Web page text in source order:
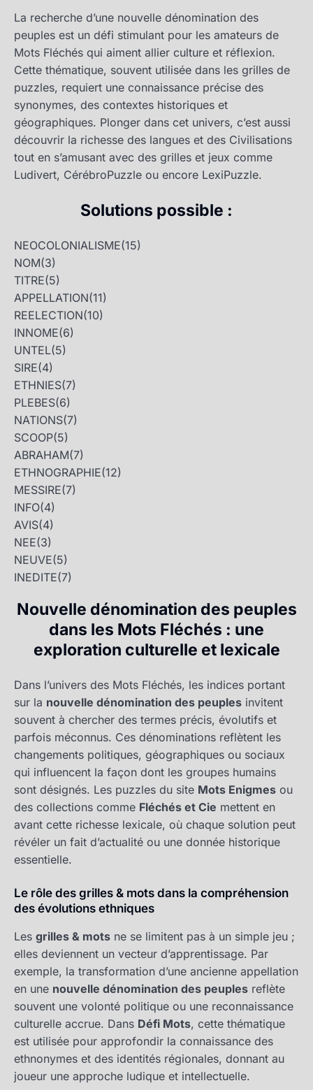
La recherche d’une nouvelle dénomination des
peuples est un défi stimulant pour les amateurs de
Mots Fléchés qui aiment allier culture et réflexion.
Cette thématique, souvent utilisée dans les grilles de
puzzles, requiert une connaissance précise des
synonymes, des contextes historiques et
géographiques. Plonger dans cet univers, c’est aussi
découvrir la richesse des langues et des Civilisations
tout en s’amusant avec des grilles et jeux comme
Ludivert, CérébroPuzzle ou encore LexiPuzzle.
Solutions possible :
NEOCOLONIALISME(15)
NOM(3)
TITRE(5)
APPELLATION(11)
REELECTION(10)
INNOME(6)
UNTEL(5)
SIRE(4)
ETHNIES(7)
PLEBES(6)
NATIONS(7)
SCOOP(5)
ABRAHAM(7)
ETHNOGRAPHIE(12)
MESSIRE(7)
INFO(4)
AVIS(4)
NEE(3)
NEUVE(5)
INEDITE(7)
Nouvelle dénomination des peuples
dans les Mots Fléchés : une
exploration culturelle et lexicale
Dans l’univers des Mots Fléchés, les indices portant
sur la nouvelle dénomination des peuples invitent
souvent à chercher des termes précis, évolutifs et
parfois méconnus. Ces dénominations reflètent les
changements politiques, géographiques ou sociaux
qui influencent la façon dont les groupes humains
sont désignés. Les puzzles du site Mots Enigmes ou
des collections comme Fléchés et Cie mettent en
avant cette richesse lexicale, où chaque solution peut
révéler un fait d’actualité ou une donnée historique
essentielle.
Le rôle des grilles & mots dans la compréhension
des évolutions ethniques
Les grilles & mots ne se limitent pas à un simple jeu ;
elles deviennent un vecteur d’apprentissage. Par
exemple, la transformation d’une ancienne appellation
en une nouvelle dénomination des peuples reflète
souvent une volonté politique ou une reconnaissance
culturelle accrue. Dans Défi Mots, cette thématique
est utilisée pour approfondir la connaissance des
ethnonymes et des identités régionales, donnant au
joueur une approche ludique et intellectuelle.